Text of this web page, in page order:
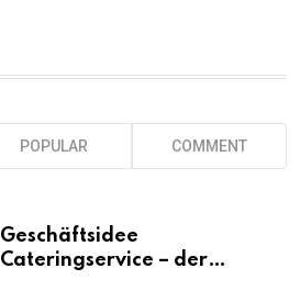
POPULAR COMMENT
Geschäftsidee
Cateringservice – der